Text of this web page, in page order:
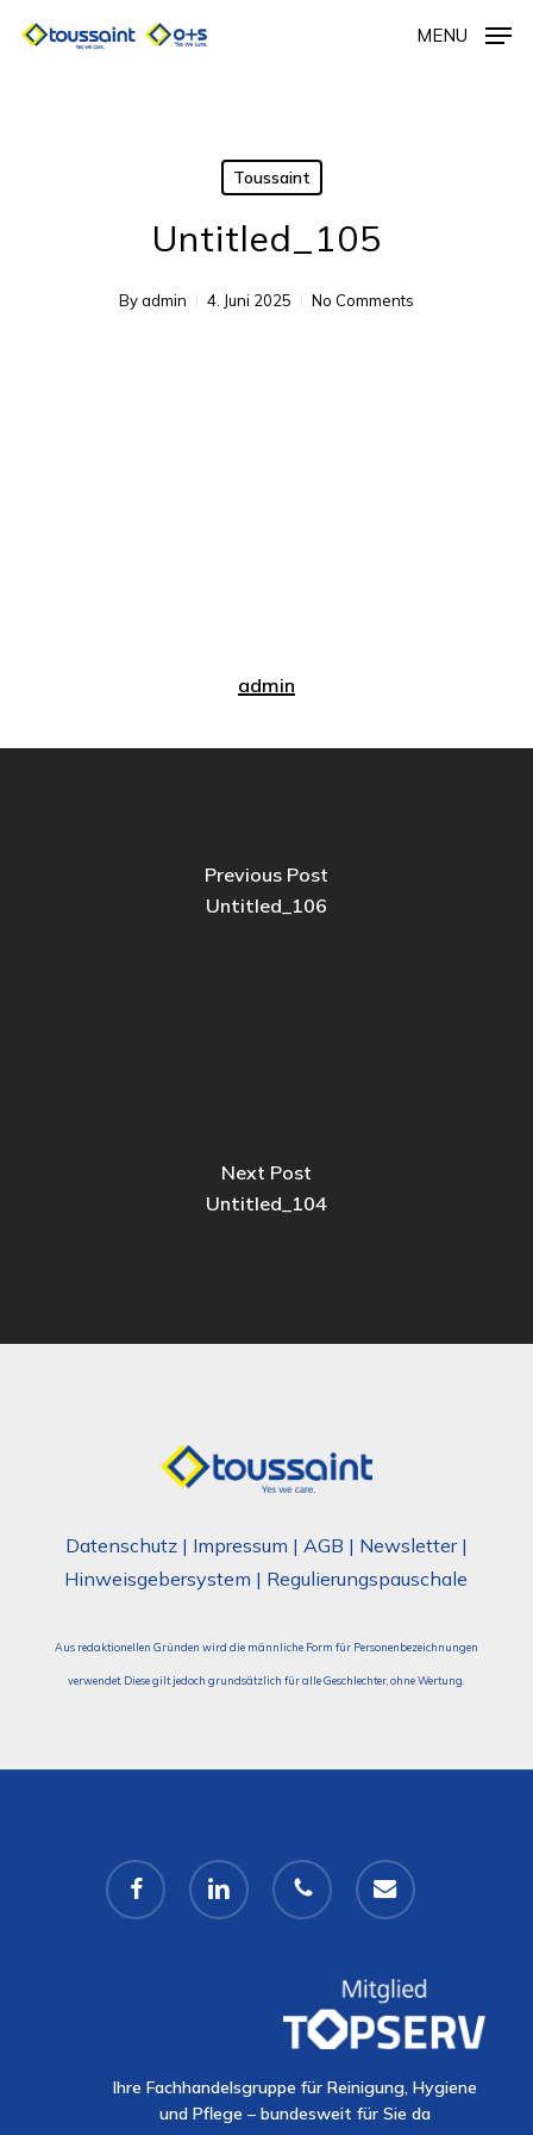
MENU
Toussaint
Untitled_105
Byadmin 4. Juni 2025 No Comments
admin
Previous Post
Untitled_106
Next Post
Untitled_104
Datenschutz| Impressum | AGB | Newsletter|
Hinweisgebersystem | Regulierungspauschale
Aus redaktionellen Gründen wird die männliche Form für Personenbezeichnungen
verwendet. Diese gilt jedoch grundsätzlich für alle Geschlechter, ohne Wertung.
facebook linkedin phone email
Ihre Fachhandelsgruppe für Reinigung, Hygiene
und Pflege – bundesweit für Sie da